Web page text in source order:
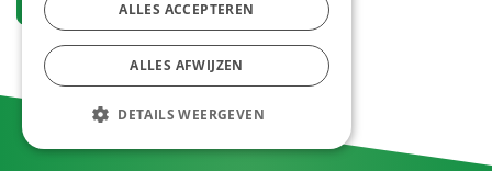
ALLES ACCEPTEREN
ALLES AFWIJZEN
DETAILS WEERGEVEN